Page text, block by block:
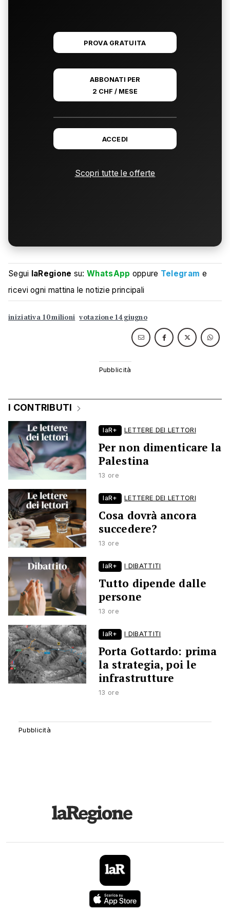
PROVA GRATUITA
ABBONATI PER
2 CHF / MESE
ACCEDI
Scopri tutte le offerte
Segui laRegione su:WhatsApp oppure Telegram e
ricevi ogni mattina le notizie principali
iniziativa 10 milioni votazione 14 giugno
I CONTRIBUTI
laR+ LETTERE DEI LETTORI
Per non dimenticare la
Palestina
13 ore
laR+ LETTERE DEI LETTORI
Cosa dovrà ancora
succedere?
13 ore
laR+ I DIBATTITI
Tutto dipende dalle
persone
13 ore
laR+ I DIBATTITI
Porta Gottardo: prima
la strategia, poi le
infrastrutture
13 ore